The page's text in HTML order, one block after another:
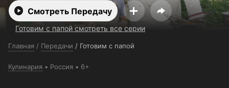
Смотреть Передачу
Готовим с папой смотреть все серии
Главная / Передачи / Готовим с папой
Кулинария Россия 6+